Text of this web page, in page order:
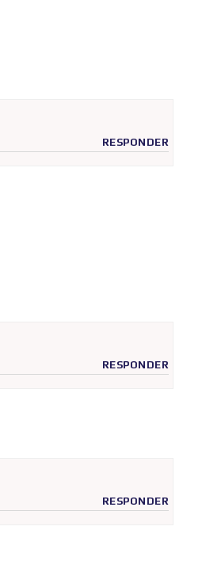
RESPONDER
RESPONDER
RESPONDER